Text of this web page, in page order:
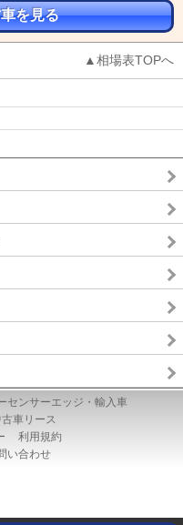
を見る
▲相場表TOPへ
センサーエッジ・輸入車
車リース
利用規約
い合わせ